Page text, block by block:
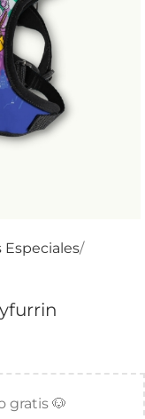
Especiales
gratis 🐶